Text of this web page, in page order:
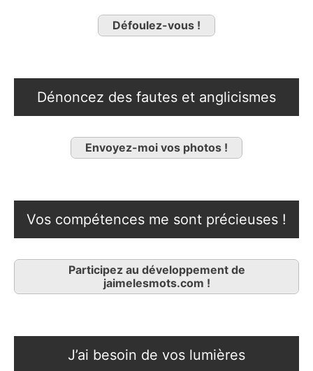
Défoulez-vous !
Dénoncez des fautes et anglicismes
Envoyez-moi vos photos !
Vos compétences me sont précieuses !
Participez au développement de
jaimelesmots.com !
J’ai besoin de vos lumières